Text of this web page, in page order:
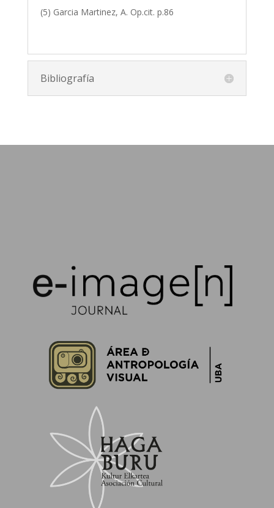
(5) Garcia Martinez, A. Op.cit. p.86
Bibliografía